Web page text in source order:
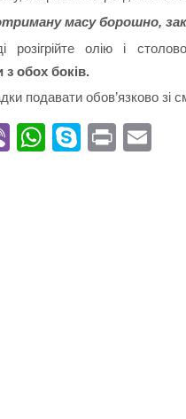
масу борошно,
розігрійте олію і
обох боків.
подавати обов’язково зі
Vi
W
S
Pr